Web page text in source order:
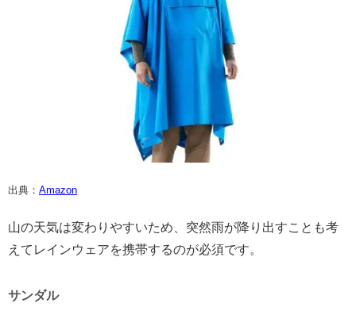
出典： Amazon
山の天気は変わりやすいため、突然雨が降り出すことも考
えてレインウェアを携帯するのが必須です。
サンダル